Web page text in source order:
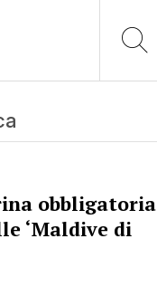
obbligatoria
‘Maldive di